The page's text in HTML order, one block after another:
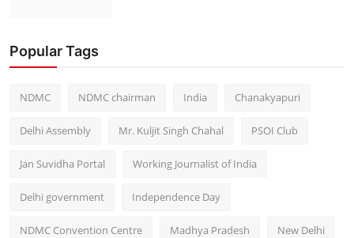
Popular Tags
NDMC NDMC chairman India Chanakyapuri
Delhi Assembly Mr. Kuljit Singh Chahal PSOI Club
Jan Suvidha Portal Working Journalist of India
Delhi government Independence Day
NDMC Convention Centre Madhya Pradesh New Delhi